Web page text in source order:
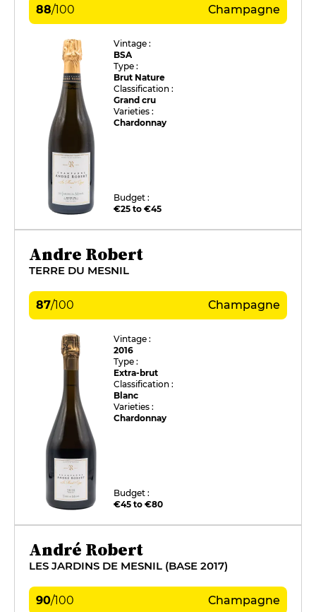
88/100 Champagne
Vintage :
BSA
Type :
Brut Nature
Classification :
Grand cru
Varieties :
Chardonnay
Budget :
€25 to €45
Andre Robert
TERRE DU MESNIL
87/100 Champagne
Vintage :
2016
Type :
Extra-brut
Classification :
Blanc
Varieties :
Chardonnay
Budget :
€45 to €80
André Robert
LES JARDINS DE MESNIL (BASE 2017)
90/100 Champagne